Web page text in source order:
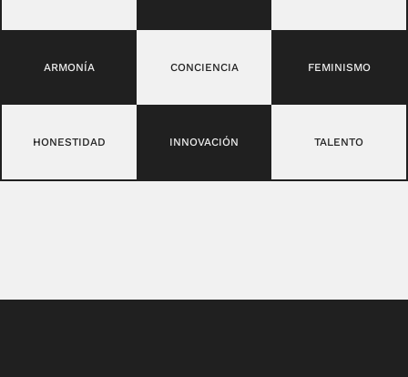
ARMONÍA CONCIENCIA FEMINISMO
HONESTIDAD INNOVACIÓN TALENTO